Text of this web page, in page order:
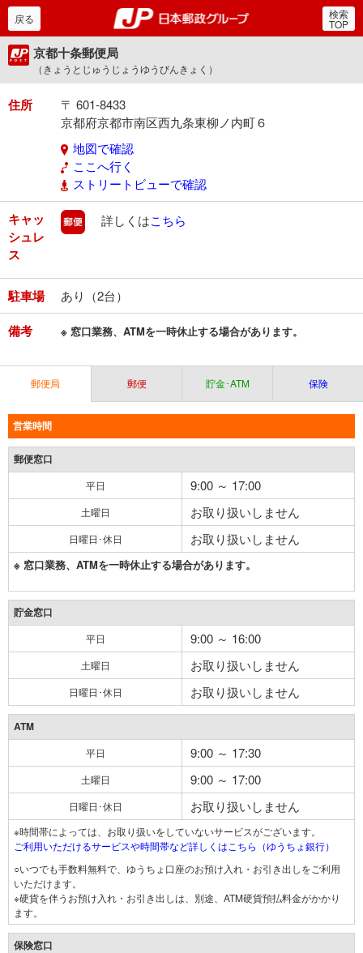
郵便局・日本郵政グルー
戻る 検索
TOP
京都十条郵便局
（きょうとじゅうじょうゆうびんきょく）
住所
〒 601-8433
京都府京都市南区西九条東柳ノ内町６
地図で確認
ここへ行く
ストリートビューで確認
キャッ
シュレ
ス
郵便
詳しくはこちら
駐車場 あり（2台）
備考 ※ 窓口業務、ATMを一時休止する場合があります。
郵便局 郵便 貯金･ATM 保険
営業時間
郵便窓口
平日 9:00 ～ 17:00
土曜日 お取り扱いしません
日曜日･休日 お取り扱いしません
※ 窓口業務、ATMを一時休止する場合があります。
貯金窓口
平日 9:00 ～ 16:00
土曜日 お取り扱いしません
日曜日･休日 お取り扱いしません
ATM
平日 9:00 ～ 17:30
土曜日 9:00 ～ 17:00
日曜日･休日 お取り扱いしません
※時間帯によっては、お取り扱いをしていないサービスがございます。
ご利用いただけるサービスや時間帯など詳しくはこちら（ゆうちょ銀行）
○いつでも手数料無料で、ゆうちょ口座のお預け入れ・お引き出しをご利用
いただけます。
※硬貨を伴うお預け入れ・お引き出しは、別途、ATM硬貨預払料金がかかり
ます。
保険窓口